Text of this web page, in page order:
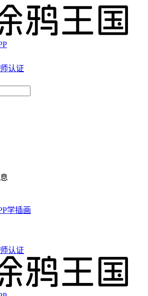
认证
学插画
认证